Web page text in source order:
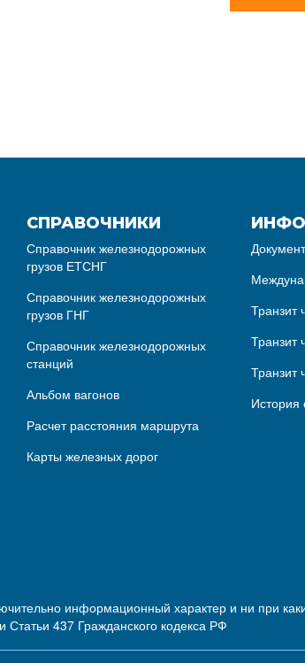
СПРАВОЧНИКИ
Справочник железнодорожных
грузов ЕТСНГ
Справочник железнодорожных
грузов ГНГ
Справочник железнодорожных
станций
Альбом вагонов
Расчет расстояния маршрута
Карты железных дорог
Транзит
Транзит
Транзит
История
информационный характер и ни при
437 Гражданского кодекса РФ